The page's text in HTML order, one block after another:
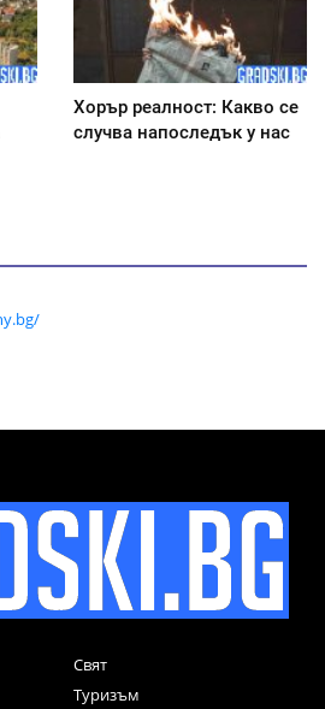
Хорър реалност: Какво се
случва напоследък у нас
Свят
Туризъм